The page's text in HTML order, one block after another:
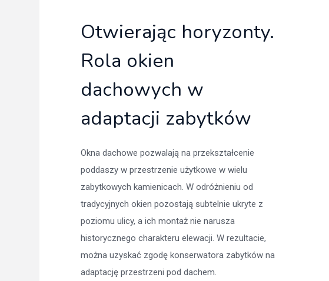
Otwierając horyzonty.
Rola okien
dachowych w
adaptacji zabytków
Okna dachowe pozwalają na przekształcenie
poddaszy w przestrzenie użytkowe w wielu
zabytkowych kamienicach. W odróżnieniu od
tradycyjnych okien pozostają subtelnie ukryte z
poziomu ulicy, a ich montaż nie narusza
historycznego charakteru elewacji. W rezultacie,
można uzyskać zgodę konserwatora zabytków na
adaptację przestrzeni pod dachem.